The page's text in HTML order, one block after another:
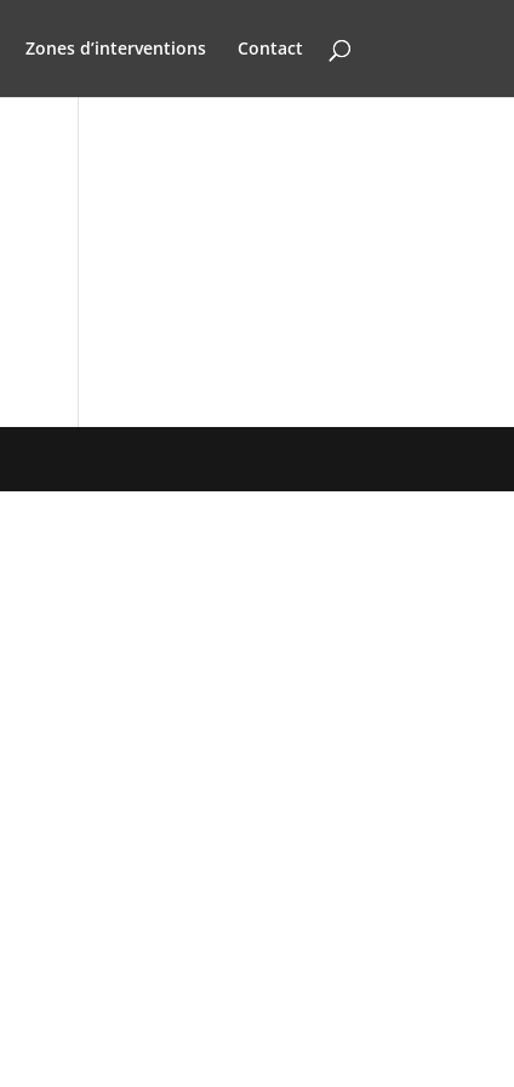
Zones d’interventions Contact